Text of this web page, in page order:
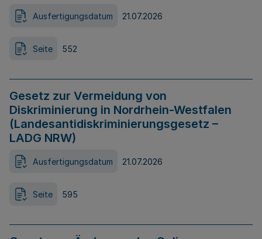
Ausfertigungsdatum 21.07.2026
Seite 552
Gesetz zur Vermeidung von
Diskriminierung in Nordrhein-Westfalen
(Landesantidiskriminierungsgesetz –
LADG NRW)
Ausfertigungsdatum 21.07.2026
Seite 595